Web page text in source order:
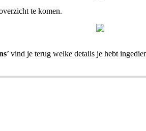
te komen.
’ vind je terug welke details je hebt